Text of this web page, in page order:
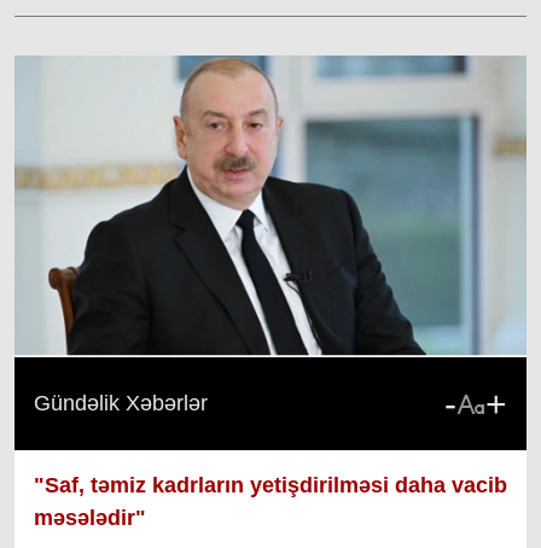
Gündəlik Xəbərlər - +
"Saf, təmiz kadrların yetişdirilməsi daha vacib
məsələdir"